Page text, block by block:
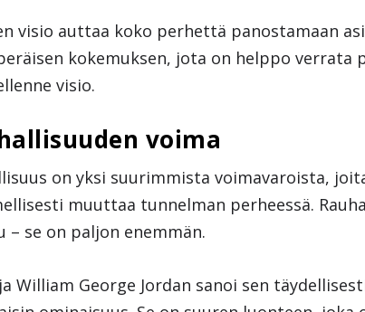
visio auttaa koko perhettä panostamaan
kokemuksen, jota on helppo verrata
visio.
voima
on yksi suurimmista voimavaroista,
muuttaa tunnelman perheessä.
– se on paljon enemmän.
William George Jordan sanoi sen